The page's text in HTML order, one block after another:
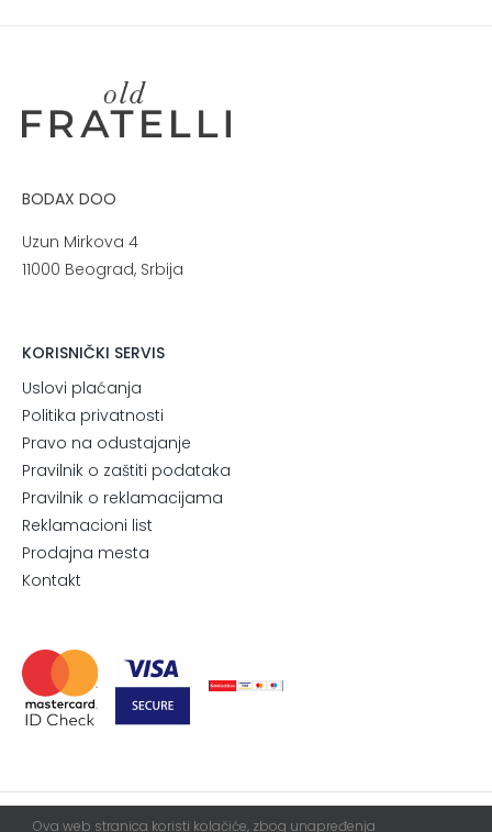
BODAX DOO
Uzun Mirkova 4
11000 Beograd, Srbija
KORISNIČKI SERVIS
Uslovi plaćanja
Politika privatnosti
Pravo na odustajanje
Pravilnik o zaštiti podataka
Pravilnik o reklamacijama
Reklamacioni list
Prodajna mesta
Kontakt
Ova web stranica koristi kolačiće, zbog unapređenja